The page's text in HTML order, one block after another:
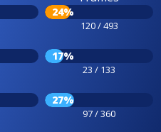
24%
120 / 493
17%
23 / 133
27%
97 / 360